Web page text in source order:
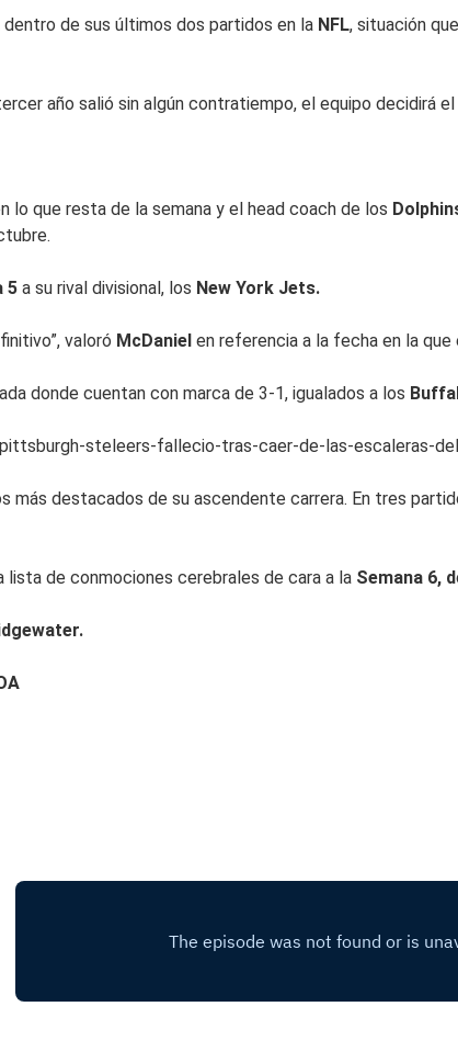
de sus últimos dos partidos en la NFL, situación
año salió sin algún contratiempo, el equipo
lo que resta de la semana y el head coach de los
5 a su rival divisional, los New York Jets.
valoró McDaniel en referencia a la fecha en la
donde cuentan con marca de 3-1, igualados a los
steleers-fallecio-tras-caer-de-las-escaleras-
más destacados de su ascendente carrera. En tres
de conmociones cerebrales de cara a la Semana 6, d